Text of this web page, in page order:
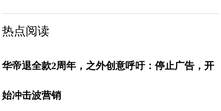
热点阅读
华帝退全款2周年，之外创意呼吁：停止广告，开
始冲击波营销